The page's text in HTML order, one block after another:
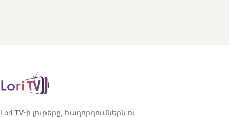
Lori TV-ի լուրերը, հաղորդումներն ու